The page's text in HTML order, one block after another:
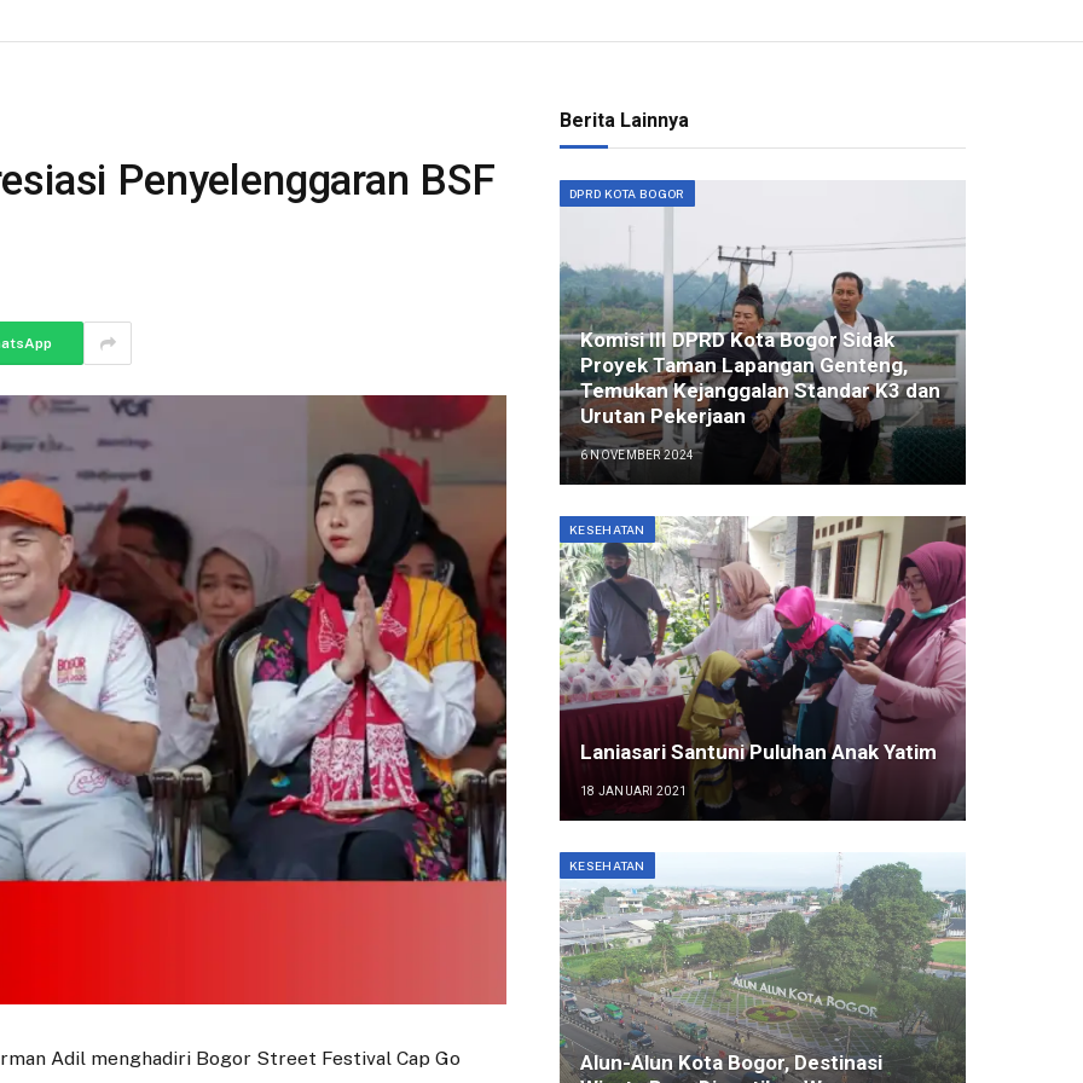
Penyelenggaran BSF
Adil menghadiri Bogor Street Festival Cap Go
Berita Lainnya
DPRD KOTA BOGOR
Komisi III DPRD Kota Bogor Sidak
Proyek Taman Lapangan Genteng,
Temukan Kejanggalan Standar K3 dan
Urutan Pekerjaan
6 NOVEMBER 2024
KESEHATAN
Laniasari Santuni Puluhan Anak Yatim
18 JANUARI 2021
KESEHATAN
Alun-Alun Kota Bogor, Destinasi